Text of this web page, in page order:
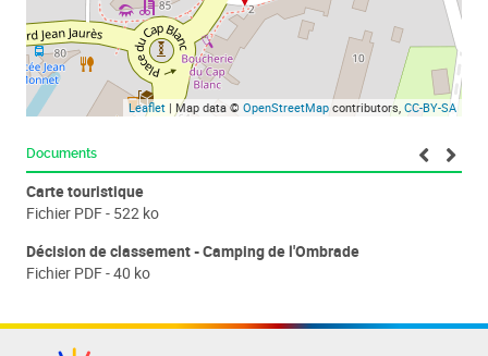
Leaflet| Map data © OpenStreetMapcontributors, CC-BY-SA
Documents
Carte touristique
Fichier PDF - 522 ko
Décision de classement - Camping de l'Ombrade
Fichier PDF - 40 ko